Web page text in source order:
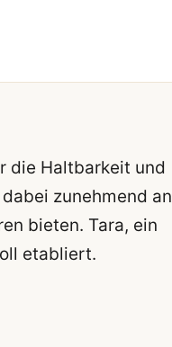
die Haltbarkeit und
zunehmend an
bieten. Tara, ein
etabliert.